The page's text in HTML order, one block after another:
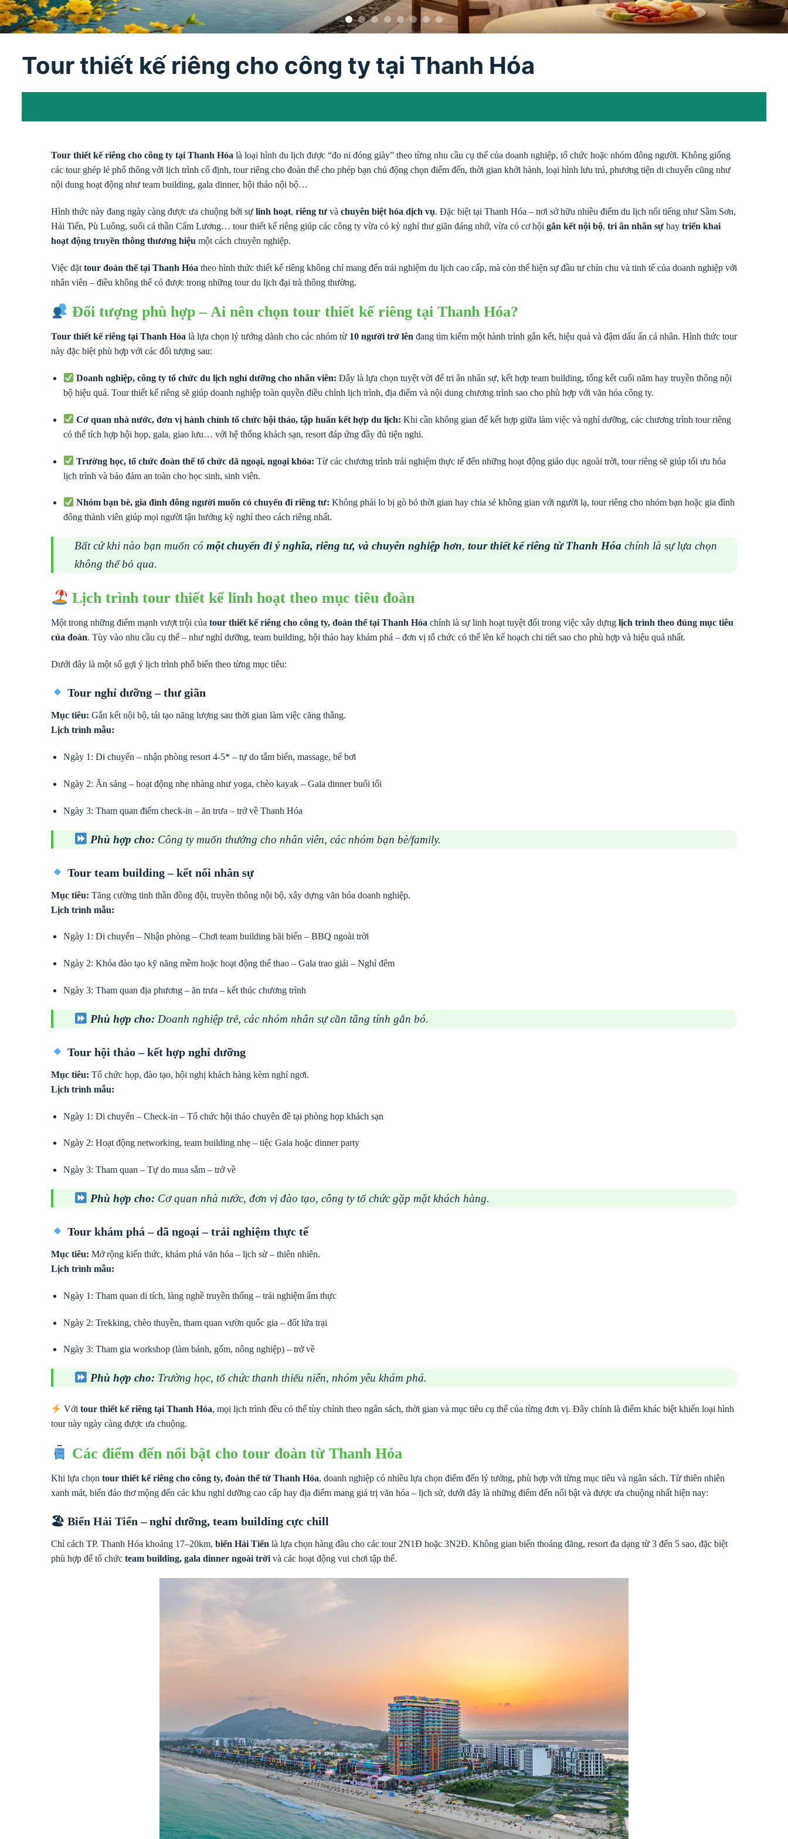
Tour thiết kế riêng cho công ty tại Thanh Hóa
Tour thiết kế riêng cho công ty tại Thanh Hóa là loại hình du lịch được “đo ni đóng giày” theo từng nhu cầu cụ thể của doanh nghiệp, tổ chức hoặc nhóm đông người. Không giống
các tour ghép lẻ phổ thông với lịch trình cố định, tour riêng cho đoàn thể cho phép bạn chủ động chọn điểm đến, thời gian khởi hành, loại hình lưu trú, phương tiện di chuyển cũng như
nội dung hoạt động như team building, gala dinner, hội thảo nội bộ…
Hình thức này đang ngày càng được ưa chuộng bởi sự linh hoạt, riêng tư và chuyên biệt hóa dịch vụ. Đặc biệt tại Thanh Hóa – nơi sở hữu nhiều điểm du lịch nổi tiếng như Sầm Sơn,
Hải Tiến, Pù Luông, suối cá thần Cẩm Lương… tour thiết kế riêng giúp các công ty vừa có kỳ nghỉ thư giãn đáng nhớ, vừa có cơ hội gắn kết nội bộ, tri ân nhân sự hay triển khai
hoạt động truyền thông thương hiệu một cách chuyên nghiệp.
Việc đặt tour đoàn thể tại Thanh Hóa theo hình thức thiết kế riêng không chỉ mang đến trải nghiệm du lịch cao cấp, mà còn thể hiện sự đầu tư chỉn chu và tinh tế của doanh nghiệp với
nhân viên – điều không thể có được trong những tour du lịch đại trà thông thường.
Đối tượng phù hợp – Ai nên chọn tour thiết kế riêng tại Thanh Hóa?
Tour thiết kế riêng tại Thanh Hóa là lựa chọn lý tưởng dành cho các nhóm từ 10 người trở lên đang tìm kiếm một hành trình gắn kết, hiệu quả và đậm dấu ấn cá nhân. Hình thức tour
này đặc biệt phù hợp với các đối tượng sau:
Doanh nghiệp, công ty tổ chức du lịch nghỉ dưỡng cho nhân viên: Đây là lựa chọn tuyệt vời để tri ân nhân sự, kết hợp team building, tổng kết cuối năm hay truyền thông nội
bộ hiệu quả. Tour thiết kế riêng sẽ giúp doanh nghiệp toàn quyền điều chỉnh lịch trình, địa điểm và nội dung chương trình sao cho phù hợp với văn hóa công ty.
Cơ quan nhà nước, đơn vị hành chính tổ chức hội thảo, tập huấn kết hợp du lịch: Khi cần không gian để kết hợp giữa làm việc và nghỉ dưỡng, các chương trình tour riêng
có thể tích hợp hội họp, gala, giao lưu… với hệ thống khách sạn, resort đáp ứng đầy đủ tiện nghi.
Trường học, tổ chức đoàn thể tổ chức dã ngoại, ngoại khóa: Từ các chương trình trải nghiệm thực tế đến những hoạt động giáo dục ngoài trời, tour riêng sẽ giúp tối ưu hóa
lịch trình và bảo đảm an toàn cho học sinh, sinh viên.
Nhóm bạn bè, gia đình đông người muốn có chuyến đi riêng tư: Không phải lo bị gò bó thời gian hay chia sẻ không gian với người lạ, tour riêng cho nhóm bạn hoặc gia đình
đông thành viên giúp mọi người tận hưởng kỳ nghỉ theo cách riêng nhất.
Bất cứ khi nào bạn muốn có một chuyến đi ý nghĩa, riêng tư, và chuyên nghiệp hơn, tour thiết kế riêng từ Thanh Hóa chính là sự lựa chọn
không thể bỏ qua.
Lịch trình tour thiết kế linh hoạt theo mục tiêu đoàn
Một trong những điểm mạnh vượt trội của tour thiết kế riêng cho công ty, đoàn thể tại Thanh Hóa chính là sự linh hoạt tuyệt đối trong việc xây dựng lịch trình theo đúng mục tiêu
của đoàn. Tùy vào nhu cầu cụ thể – như nghỉ dưỡng, team building, hội thảo hay khám phá – đơn vị tổ chức có thể lên kế hoạch chi tiết sao cho phù hợp và hiệu quả nhất.
Dưới đây là một số gợi ý lịch trình phổ biến theo từng mục tiêu:
Tour nghỉ dưỡng – thư giãn
Mục tiêu: Gắn kết nội bộ, tái tạo năng lượng sau thời gian làm việc căng thẳng.
Lịch trình mẫu:
Ngày 1: Di chuyển – nhận phòng resort 4-5* – tự do tắm biển, massage, bể bơi
Ngày 2: Ăn sáng – hoạt động nhẹ nhàng như yoga, chèo kayak – Gala dinner buổi tối
Ngày 3: Tham quan điểm check-in – ăn trưa – trở về Thanh Hóa
Phù hợp cho: Công ty muốn thưởng cho nhân viên, các nhóm bạn bè/family.
Tour team building – kết nối nhân sự
Mục tiêu: Tăng cường tinh thần đồng đội, truyền thông nội bộ, xây dựng văn hóa doanh nghiệp.
Lịch trình mẫu:
Ngày 1: Di chuyển – Nhận phòng – Chơi team building bãi biển – BBQ ngoài trời
Ngày 2: Khóa đào tạo kỹ năng mềm hoặc hoạt động thể thao – Gala trao giải – Nghỉ đêm
Ngày 3: Tham quan địa phương – ăn trưa – kết thúc chương trình
Phù hợp cho: Doanh nghiệp trẻ, các nhóm nhân sự cần tăng tính gắn bó.
Tour hội thảo – kết hợp nghỉ dưỡng
Mục tiêu: Tổ chức họp, đào tạo, hội nghị khách hàng kèm nghỉ ngơi.
Lịch trình mẫu:
Ngày 1: Di chuyển – Check-in – Tổ chức hội thảo chuyên đề tại phòng họp khách sạn
Ngày 2: Hoạt động networking, team building nhẹ – tiệc Gala hoặc dinner party
Ngày 3: Tham quan – Tự do mua sắm – trở về
Phù hợp cho: Cơ quan nhà nước, đơn vị đào tạo, công ty tổ chức gặp mặt khách hàng.
Tour khám phá – dã ngoại – trải nghiệm thực tế
Mục tiêu: Mở rộng kiến thức, khám phá văn hóa – lịch sử – thiên nhiên.
Lịch trình mẫu:
Ngày 1: Tham quan di tích, làng nghề truyền thống – trải nghiệm ẩm thực
Ngày 2: Trekking, chèo thuyền, tham quan vườn quốc gia – đốt lửa trại
Ngày 3: Tham gia workshop (làm bánh, gốm, nông nghiệp) – trở về
Phù hợp cho: Trường học, tổ chức thanh thiếu niên, nhóm yêu khám phá.
Vớitour thiết kế riêng tại Thanh Hóa, mọi lịch trình đều có thể tùy chỉnh theo ngân sách, thời gian và mục tiêu cụ thể của từng đơn vị. Đây chính là điểm khác biệt khiến loại hình
tour này ngày càng được ưa chuộng.
Các điểm đến nổi bật cho tour đoàn từ Thanh Hóa
Khi lựa chọn tour thiết kế riêng cho công ty, đoàn thể từ Thanh Hóa, doanh nghiệp có nhiều lựa chọn điểm đến lý tưởng, phù hợp với từng mục tiêu và ngân sách. Từ thiên nhiên
xanh mát, biển đảo thơ mộng đến các khu nghỉ dưỡng cao cấp hay địa điểm mang giá trị văn hóa – lịch sử, dưới đây là những điểm đến nổi bật và được ưa chuộng nhất hiện nay:
🏖 Biển Hải Tiến – nghỉ dưỡng, team building cực chill
Chỉ cách TP. Thanh Hóa khoảng 17–20km, biển Hải Tiến là lựa chọn hàng đầu cho các tour 2N1Đ hoặc 3N2Đ. Không gian biển thoáng đãng, resort đa dạng từ 3 đến 5 sao, đặc biệt
phù hợp để tổ chức team building, gala dinner ngoài trờivà các hoạt động vui chơi tập thể.